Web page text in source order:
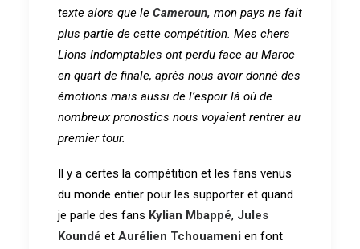
texte alors que le Cameroun, mon pays ne fait
plus partie de cette compétition. Mes chers
Lions Indomptables ont perdu face au Maroc
en quart de finale, après nous avoir donné des
émotions mais aussi de l’espoir là où de
nombreux pronostics nous voyaient rentrer au
premier tour.
Il y a certes la compétition et les fans venus
du monde entier pour les supporter et quand
je parle des fans Kylian Mbappé, Jules
Koundé et Aurélien Tchouameni en font